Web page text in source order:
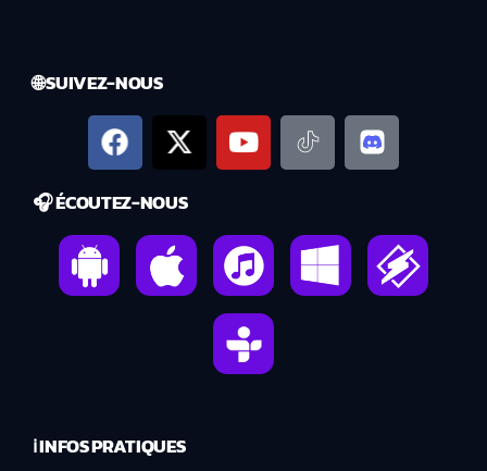
🌐 SUIVEZ-NOUS
🎧 ÉCOUTEZ-NOUS
ℹ️ INFOS PRATIQUES